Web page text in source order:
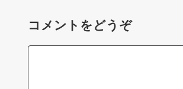
コメントをどうぞ